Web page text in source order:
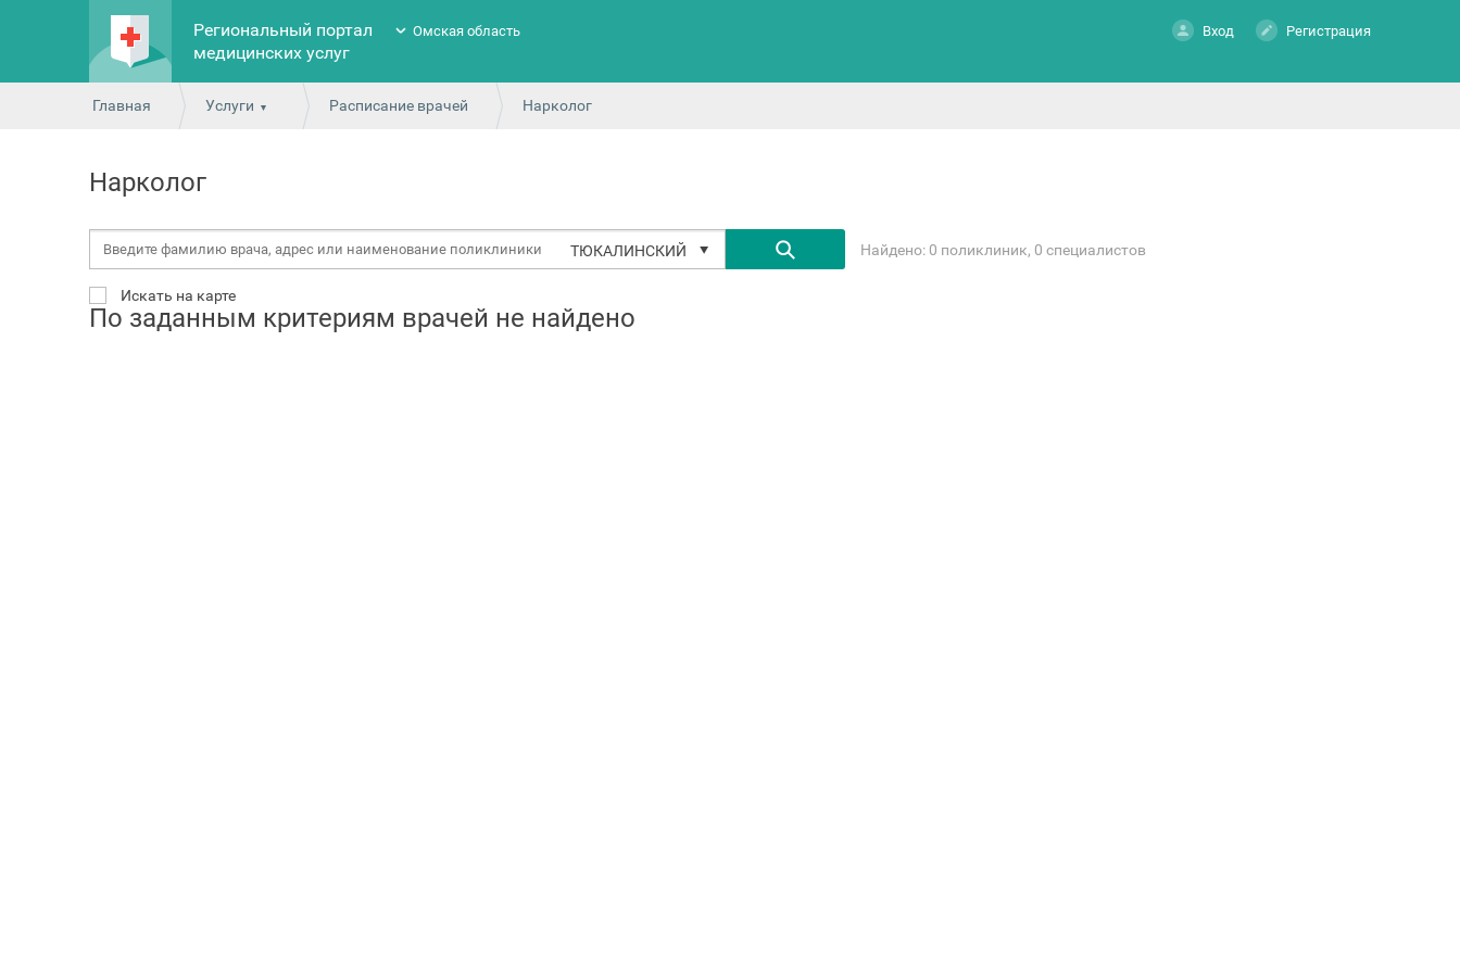
Региональный портал
медицинских услуг
Омская область Вход Регистрация
Главная Услуги Расписание врачей Нарколог
Нарколог
ТЮКАЛИНСКИЙ Найдено: 0 поликлиник, 0 специалистов
Искать на карте
По заданным критериям врачей не найдено